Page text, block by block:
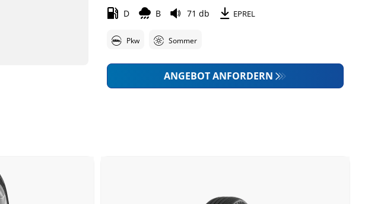
D B 71 db EPREL
Pkw Sommer
ANGEBOT ANFORDERN